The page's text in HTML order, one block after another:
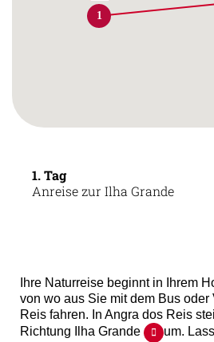
1
1. Tag
Anreise zur Ilha Grande
Ihre Naturreise beginnt in Ihrem
von wo aus Sie mit dem Bus oder
Reis fahren. In Angra dos Reis
Richtung Ilha Grande
um.